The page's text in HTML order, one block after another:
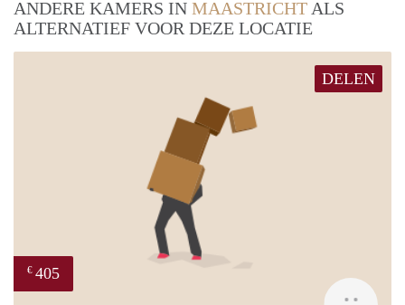
ANDERE KAMERS IN MAASTRICHT ALS
ALTERNATIEF VOOR DEZE LOCATIE
DELEN
€ 405